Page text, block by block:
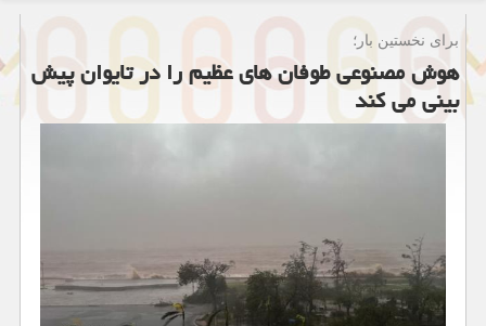
برای نخستین بار؛
هوش مصنوعی طوفان های عظیم را در تایوان پیش
بینی می کند